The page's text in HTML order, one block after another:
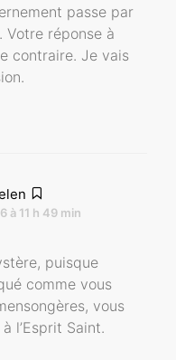
passe par
Votre réponse à
contraire. Je vais
à 11 h 49 min
puisque
comme vous
vous
l’Esprit Saint.